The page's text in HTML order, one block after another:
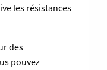
les résistances
des
pouvez